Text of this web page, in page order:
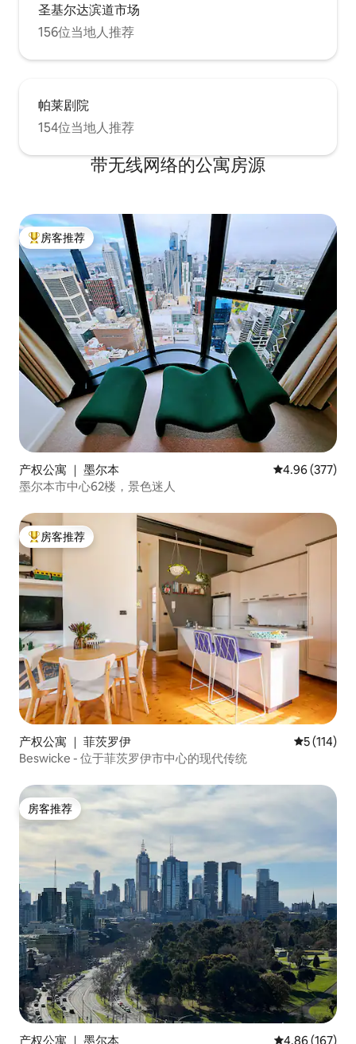
圣基尔达滨道市场
156位当地人推荐
帕莱剧院
154位当地人推荐
带无线网络的公寓房源
热门「房客推荐」
房客推荐
产权公寓 ｜ 墨尔本 平均评分 4.96
4.96 (377)
墨尔本市中心62楼，景色迷人
热门「房客推荐」
房客推荐
产权公寓 ｜ 菲茨罗伊 平均评分 5
5 (114)
Beswicke - 位于菲茨罗伊市中心的现代传统
房客推荐
房客推荐
产权公寓 ｜ 墨尔本 平均评分 4.86
4.86 (167)